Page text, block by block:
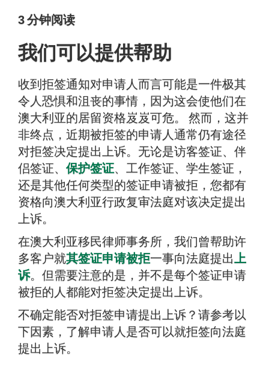
3分钟阅读
我们可以提供帮助
收到拒签通知对申请人而言可能是一件极其
令人恐惧和沮丧的事情，因为这会使他们在
澳大利亚的居留资格岌岌可危。 然而，这并
非终点，近期被拒签的申请人通常仍有途径
对拒签决定提出上诉。无论是访客签证、伴
侣签证、保护签证、工作签证、学生签证，
还是其他任何类型的签证申请被拒，您都有
资格向澳大利亚行政复审法庭对该决定提出
上诉。
在澳大利亚移民律师事务所，我们曾帮助许
多客户就其签证申请被拒一事向法庭提出上
诉。但需要注意的是，并不是每个签证申请
被拒的人都能对拒签决定提出上诉。
不确定能否对拒签申请提出上诉？请参考以
下因素，了解申请人是否可以就拒签向法庭
提出上诉。